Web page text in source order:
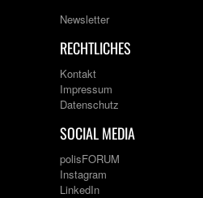
Newsletter
RECHTLICHES
Kontakt
Impressum
Datenschutz
SOCIAL MEDIA
polisFORUM
Instagram
LinkedIn